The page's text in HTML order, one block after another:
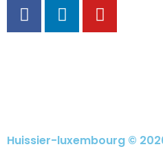
Huissier-luxembourg ©